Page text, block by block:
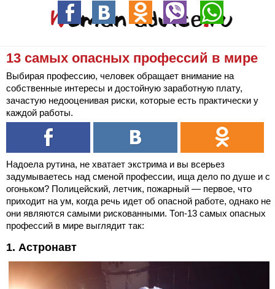
13 самых опасных профессий в мире
Выбирая профессию, человек обращает внимание на
собственные интересы и достойную заработную плату,
зачастую недооценивая риски, которые есть практически у
каждой работы.
Надоела рутина, не хватает экстрима и вы всерьез
задумываетесь над сменой профессии, ища дело по душе и с
огоньком? Полицейский, летчик, пожарный — первое, что
приходит на ум, когда речь идет об опасной работе, однако не
они являются самыми рискованными. Топ-13 самых опасных
профессий в мире выглядит так:
1. Астронавт